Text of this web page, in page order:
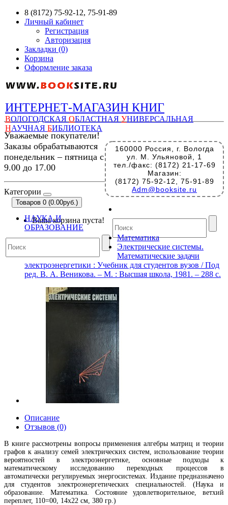
8 (8172) 75-92-12, 75-91-89
Личный кабинет
Регистрация
Авторизация
Закладки (0)
Корзина
Оформление заказа
ИНТЕРНЕТ-МАГАЗИН КНИГ
ВОЛОГОДСКАЯ ОБЛАСТНАЯ УНИВЕРСАЛЬНАЯ
НАУЧНАЯ БИБЛИОТЕКА
160000 Россия, г. Вологда
ул. М. Ульяновой, 1
тел./факс: (8172) 21-17-69
Магазин:
(8172) 75-92-12, 75-91-89
Adm@booksite.ru
Уважаемые покупатели!
Заказы обрабатываются
понедельник – пятница с
9.00 до 17.00
Категории
Товаров 0 (0.00руб.)
Ваша корзина пуста!
НАУКА И
ОБРАЗОВАНИЕ
Математика
Электрические системы.
Математические задачи
электроэнергетики : Учебник для студентов вузов / Под
ред. В. А. Веникова. – М. : Высшая школа, 1981. – 288 с.
Описание
Отзывов (0)
В книге рассмотрены вопросы применения алгебры матриц и теории
графов к анализу семей электрических систем, использование теории
вероятностей в электроэнергетике, основные подходы к
математическому исследованию переходных процессов в
автоматически регулируемых энергосистемах. Издание предназначено
для студентов электроэнергетических специальностей. (Наука и
образование. Математика. Состояние удовлетворительное, ветхий
переплет, 110=00, 14х22 см, 380 гр.)